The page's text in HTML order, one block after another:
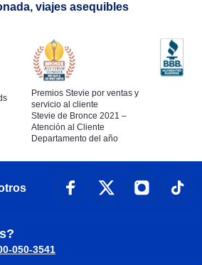
viajes asequibles
Premios Stevie por ventas y
servicio al cliente
Stevie de Bronce 2021 –
Atención al Cliente
Departamento del año
050-3541